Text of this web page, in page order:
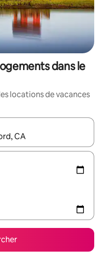
dans le
locations de vacances
parcourez-les en utilisant